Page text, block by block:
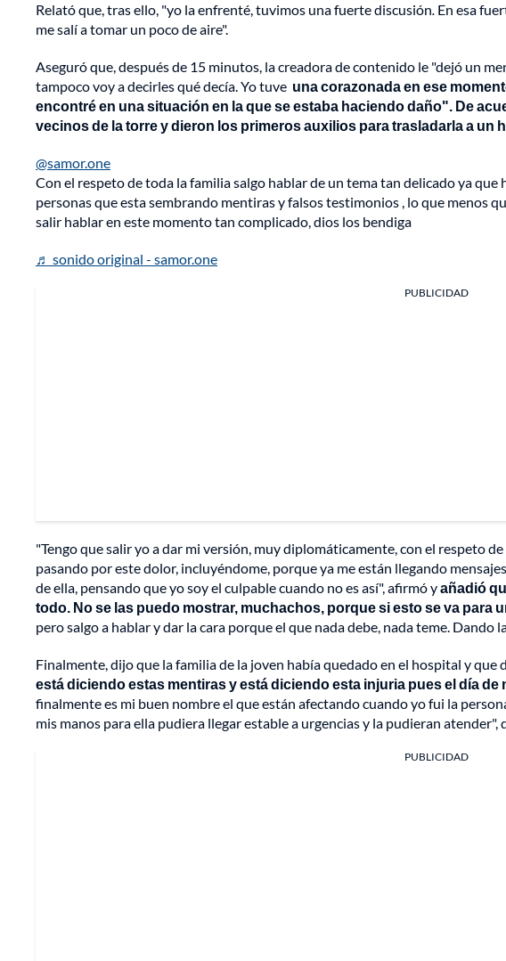
Relató que, tras ello, "yo la enfrenté, tuvimos una fuerte discusión. En esa
me salí a tomar un poco de aire".
Aseguró que, después de 15 minutos, la creadora de contenido le "dejó un
tampoco voy a decirles qué decía. Yo tuve una corazonada en ese
encontré en una situación en la que se estaba haciendo daño". De
vecinos de la torre y dieron los primeros auxilios para trasladarla a un
@samor.one
Con el respeto de toda la familia salgo hablar de un tema tan delicado ya que
personas que esta sembrando mentiras y falsos testimonios , lo que menos
salir hablar en este momento tan complicado, dios los bendiga
♬ sonido original - samor.one
PUBLICIDAD
"Tengo que salir yo a dar mi versión, muy diplomáticamente, con el respeto
pasando por este dolor, incluyéndome, porque ya me están llegando
de ella, pensando que yo soy el culpable cuando no es así", afirmó yañadió
todo. No se las puedo mostrar, muchachos, porque si esto se va para
pero salgo a hablar y dar la cara porque el que nada debe, nada teme. Dando
Finalmente, dijo que la familia de la joven había quedado en el hospital y que
está diciendo estas mentiras y está diciendo esta injuria pues el día
finalmente es mi buen nombre el que están afectando cuando yo fui la
mis manos para ella pudiera llegar estable a urgencias y la pudieran atender",
PUBLICIDAD